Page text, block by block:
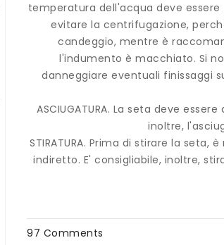
temperatura dell'acqua deve
evitare la centrifugazione,
candeggio, mentre è
l'indumento è macchiato. Si
danneggiare eventuali finissaggi
ASCIUGATURA. La seta deve
inoltre,
STIRATURA. Prima di stirare la
indiretto. E' consigliabile, inoltre,
97 Comments